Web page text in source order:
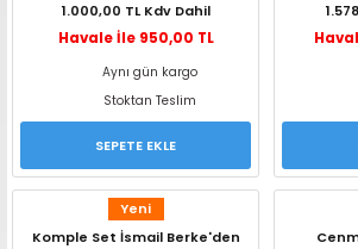
1.000,00 TL Kdv Dahil
Havale İle 950,00 TL
Aynı gün kargo
Stoktan Teslim
SEPETE EKLE
Yeni
Komple Set İsmail Berke'den